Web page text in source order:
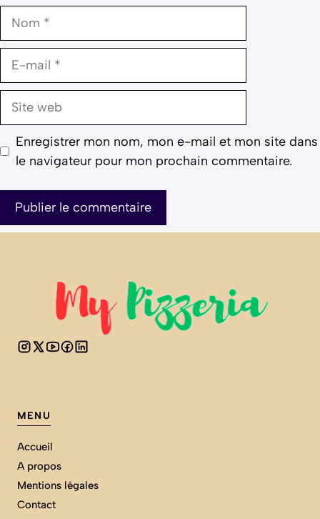
Nom
E-
Site
Enregistrer mon nom, mon e-mail et mon site dans
le navigateur pour mon prochain commentaire.
MENU
Accueil
A propos
Mentions légales
Contact